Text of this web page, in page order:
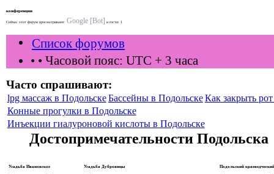
конференции
Сейчас этот форум просматривают: Google [Bot] и гости: 1
Список форумов
• • Часовой пояс: UTC + 3 часа
Часто спрашивают:
lpg массаж в Подольске Бассейны в ПодольскеКак закрыть
Конные прогулки в Подольске
Инъекции гиалуроновой кислоты в Подольске
Достопримечательности Подольска
Усадьба Ивановское Усадьба Дубровицы Подольский